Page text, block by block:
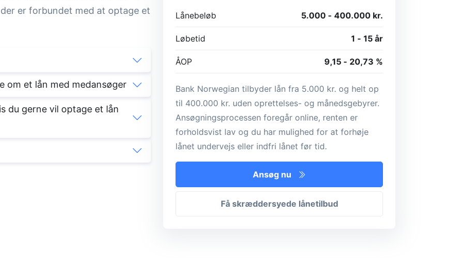
er forbundet med at optage et
om et lån med medansøger
du gerne vil optage et lån
Lånebeløb 5.000 - 400.000 kr.
Løbetid 1 - 15 år
ÅOP 9,15 - 20,73 %
Bank Norwegian tilbyder lån fra 5.000 kr. og helt op
til 400.000 kr. uden oprettelses- og månedsgebyrer.
Ansøgningsprocessen foregår online, renten er
forholdsvist lav og du har mulighed for at forhøje
lånet undervejs eller indfri lånet før tid.
Ansøg nu
Få skræddersyede lånetilbud